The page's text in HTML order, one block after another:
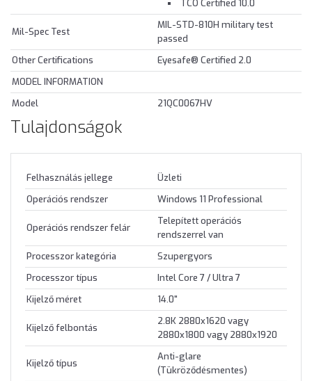
TCO Certified 10.0
Mil-Spec Test
MIL-STD-810H military test
passed
Other Certifications
Eyesafe® Certified 2.0
MODEL INFORMATION
Model
21QC0067HV
Tulajdonságok
Felhasználás jellege
Üzleti
Operációs rendszer
Windows 11 Professional
Operációs rendszer felár
Telepített operációs
rendszerrel van
Processzor kategória
Szupergyors
Processzor típus
Intel Core 7 / Ultra 7
Kijelző méret
14.0"
Kijelző felbontás
2.8K 2880x1620 vagy
2880x1800 vagy 2880x1920
Kijelző típus
Anti-glare
(Tükröződésmentes)